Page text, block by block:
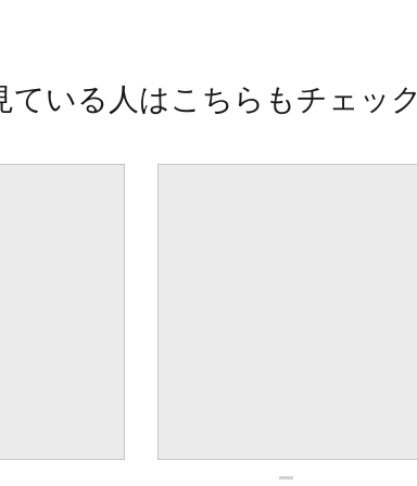
ている人はこちらもチェック